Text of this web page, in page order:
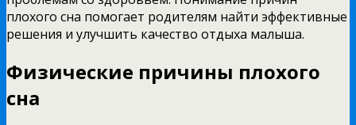
плохого сна помогает родителям найти эффективные
решения и улучшить качество отдыха малыша.
Физические причины плохого
сна